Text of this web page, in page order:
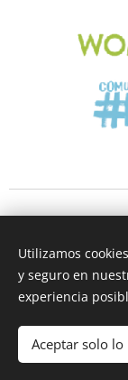
Utilizamos
y seguro en
experiencia
Aceptar solo lo